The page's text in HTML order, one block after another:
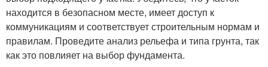
находится в безопасном месте, имеет доступ к
коммуникациям и соответствует строительным нормам и
правилам. Проведите анализ рельефа и типа грунта, так
как это повлияет на выбор фундамента.